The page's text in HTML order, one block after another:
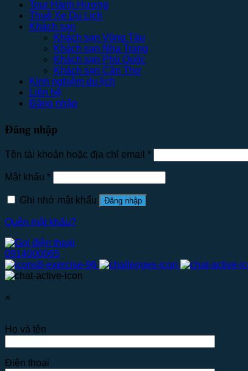
Tour Hành Hương
Thuê Xe Du Lịch
Khách sạn
Khách sạn Vũng Tàu
Khách sạn Nha Trang
Khách sạn Phú Quốc
Khách sạn Cần Thơ
Kinh nghiệm du lịch
Liên hệ
Đăng nhập
Đăng nhập
Tên tài khoản hoặc địa chỉ email *
Mật khẩu *
Ghi nhớ mật khẩu Đăng nhập
Quên mật khẩu?
0914000065
×
Họ và tên
Điện thoại